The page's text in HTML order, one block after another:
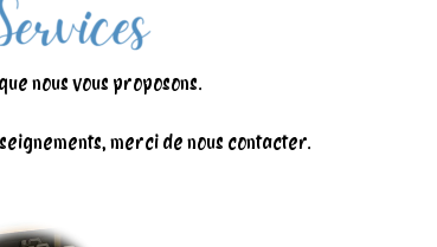
nous vous proposons.
merci de nous contacter.